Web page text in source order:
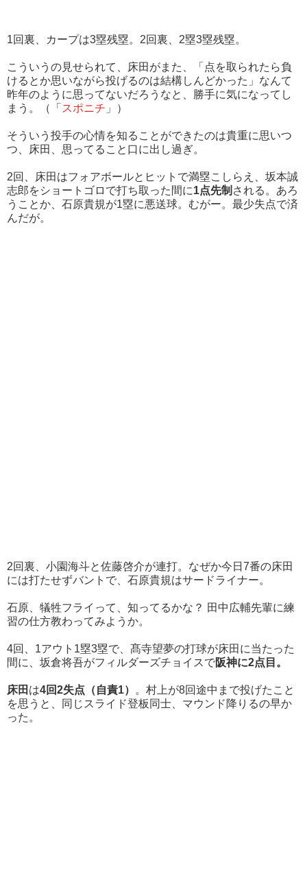
1回裏、カープは3塁残塁。2回裏、2塁3塁残塁。
こういうの見せられて、床田がまた、「点を取られたら負
けるとか思いながら投げるのは結構しんどかった」なんて
昨年のように思ってないだろうなと、勝手に気になってし
まう。（「 スポニチ 」）
そういう投手の心情を知ることができたのは貴重に思いつ
つ、床田、思ってること口に出し過ぎ。
2回、床田はフォアボールとヒットで満塁こしらえ、坂本誠
志郎をショートゴロで打ち取った間に1点先制 される。あろ
うことか、石原貴規が1塁に悪送球。むがー。最少失点で済
んだが。
2回裏、小園海斗と佐藤啓介が連打。なぜか今日7番の床田
には打たせずバントで、石原貴規はサードライナー。
石原、犠牲フライって、知ってるかな？ 田中広輔先輩に練
習の仕方教わってみようか。
4回、1アウト1塁3塁で、髙寺望夢の打球が床田に当たった
間に、坂倉将吾がフィルダーズチョイスで阪神に2点目。
床田 は4回2失点（自責1）
。村上が8回途中まで投げたこと
を思うと、同じスライド登板同士、マウンド降りるの早か
った。